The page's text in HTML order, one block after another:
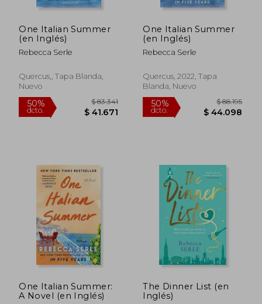
50%
dcto. $ 54.163
50%
dcto. $
One Italian Summer
(en Inglés)
Rebecca Serle
Quercus,, Tapa Blanda,
Nuevo
One Italian Summer
(en Inglés)
Rebecca Serle
Quercus, 2022, Tapa
Blanda, Nuevo
One Italian Summer:
A Novel (en Inglés)
The Dinner List (en
Inglés)